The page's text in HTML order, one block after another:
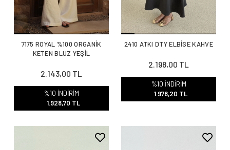
7175 ROYAL %100 ORGANİK
KETEN BLUZ YEŞİL
2.143,00 TL
%10 İNDİRİM
1.928,70 TL
2410 ATKI DTY ELBİSE KAHVE
2.198,00 TL
%10 İNDİRİM
1.978,20 TL